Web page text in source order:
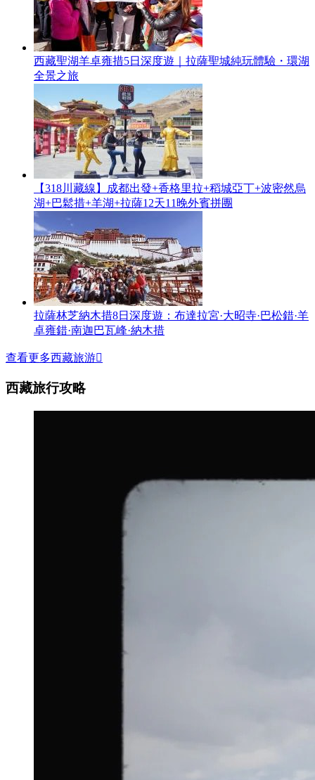
西藏聖湖羊卓雍措5日深度遊｜拉薩聖城純玩體驗・環湖
全景之旅
【318川藏線】成都出發+香格里拉+稻城亞丁+波密然烏
湖+巴鬆措+羊湖+拉薩12天11晚外賓拼團
拉薩林芝納木措8日深度遊：布達拉宮·大昭寺·巴松錯·羊
卓雍錯·南迦巴瓦峰·納木措
查看更多西藏旅游
西藏旅行攻略